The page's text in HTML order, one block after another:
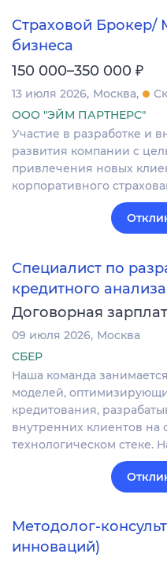
Страховой Брокер/
бизнеса
150 000–350 000 ₽
13 июля 2026 Москва
ООО "ЭЙМ ПАРТНЕРС"
Участие в разработке и
развития компании с
привлечения новых
корпоративного
Специалист по
кредитного анализа
Договорная
09 июля 2026 Москва
СБЕР
Наша команда
моделей,
кредитования,
внутренних клиентов на
технологическом стеке.
Методолог-
инноваций)